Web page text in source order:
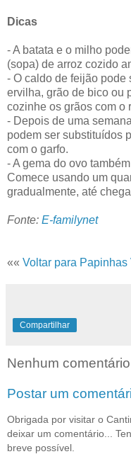
Dicas
- A batata e o milho
(sopa) de arroz cozido
- O caldo de feijão pode
ervilha, grão de bico ou
cozinhe os grãos com o
- Depois de uma
podem ser substituídos
com o garfo.
- A gema do ovo
Comece usando um
gradualmente, até
Fonte: E-familynet
«« Voltar para Papinhas
Compartilhar
Nenhum
Postar um
Obrigada por visitar o
deixar um comentário...
breve possível.